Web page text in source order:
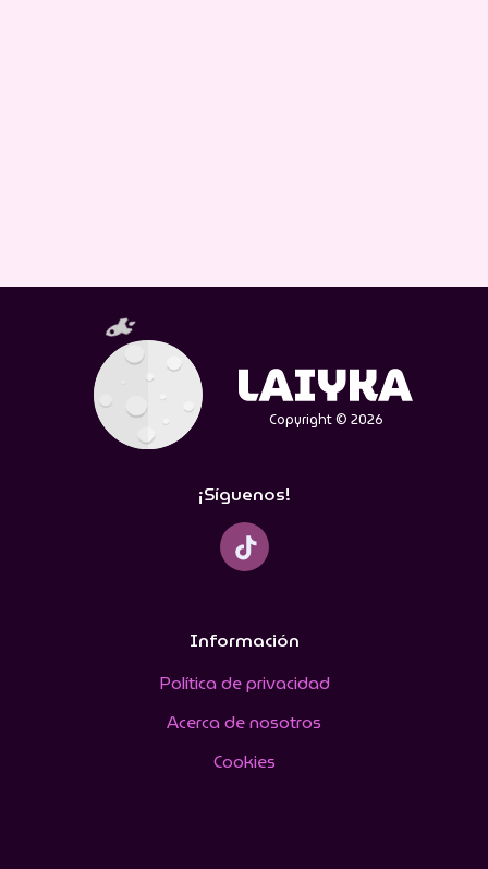
Copyright © 2026
¡Síguenos!
Información
Política de privacidad
Acerca de nosotros
Cookies